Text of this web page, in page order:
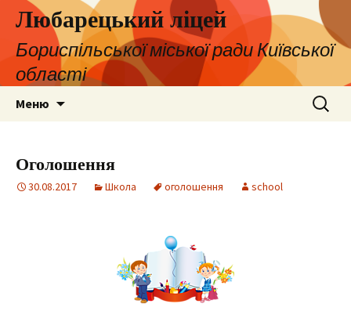
Любарецький ліцей
Бориспільської міської ради Київської
області
Меню Пошук:
Оголошення
30.08.2017 Школа оголошення school